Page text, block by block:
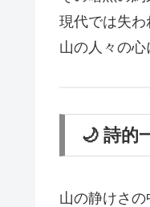
現代では失わ
山の人々の心
🌙 詩的
山の静けさの